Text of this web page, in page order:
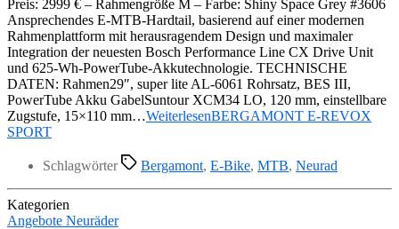
Preis: 2999 € – Rahmengröße M – Farbe: Shiny Space Grey #3606
Ansprechendes E-MTB-Hardtail, basierend auf einer modernen
Rahmenplattform mit herausragendem Design und maximaler
Integration der neuesten Bosch Performance Line CX Drive Unit
und 625-Wh-PowerTube-Akkutechnologie. TECHNISCHE
DATEN: Rahmen29″, super lite AL-6061 Rohrsatz, BES III,
PowerTube Akku GabelSuntour XCM34 LO, 120 mm, einstellbare
Zugstufe, 15×110 mm…WeiterlesenBERGAMONT E-REVOX
SPORT
Schlagwörter Bergamont, E-Bike, MTB, Neurad
Kategorien
Angebote Neuräder